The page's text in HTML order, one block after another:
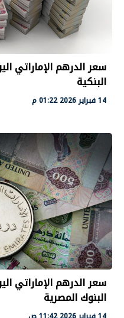
سعر الدرهم الإماراتي
البنكية
14 فبراير 2026 01:22 م
البنوك المصرية